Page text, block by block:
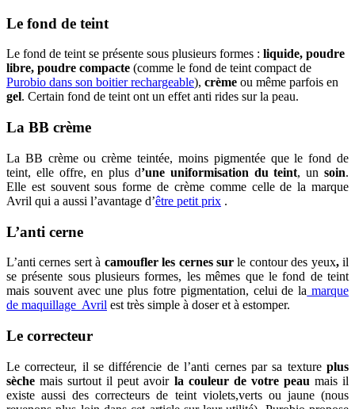
Le fond de teint
Le fond de teint se présente sous plusieurs formes : liquide, poudre
libre, poudre compacte (comme le fond de teint compact de
Purobio dans son boitier rechargeable), crème ou même parfois en
gel. Certain fond de teint ont un effet anti rides sur la peau.
La BB crème
La BB crème ou crème teintée, moins pigmentée que le fond de
teint, elle offre, en plus d’une uniformisation du teint, unsoin.
Elle est souvent sous forme de crème comme celle de la marque
Avril qui a aussi l’avantage d’être petit prix .
L’anti cerne
L’anti cernes sert à camoufler les cernes surle contour des yeux,il
se présente sous plusieurs formes, les mêmes que le fond de teint
mais souvent avec une plus fotre pigmentation, celui de la marque
de maquillage Avril est très simple à doser et à estomper.
Le correcteur
Le correcteur, il se différencie de l’anti cernes par sa texture plus
sèche mais surtout il peut avoirla couleur de votre peau mais il
existe aussi des correcteurs de teint violets,verts ou jaune (nous